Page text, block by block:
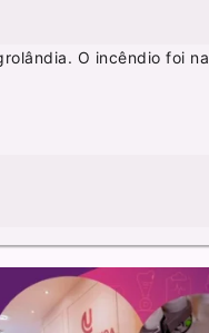
O incêndio foi na